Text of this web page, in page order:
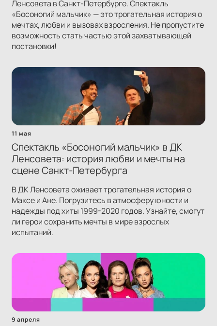
Ленсовета в Санкт-Петербурге. Спектакль
«Босоногий мальчик» — это трогательная история о
мечтах, любви и вызовах взросления. Не пропустите
возможность стать частью этой захватывающей
постановки!
11 мая
Спектакль «Босоногий мальчик» в ДК
Ленсовета: история любви и мечты на
сцене Санкт-Петербурга
В ДК Ленсовета оживает трогательная история о
Максе и Ане. Погрузитесь в атмосферу юности и
надежды под хиты 1999-2020 годов. Узнайте, смогут
ли герои сохранить мечты в мире взрослых
испытаний.
9 апреля